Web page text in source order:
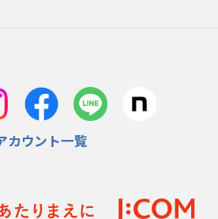
力 「湧き出る」パスでトライ量産
カウント一覧